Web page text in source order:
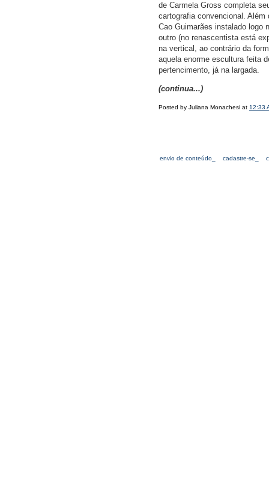
de Carmela Gross completa
cartografia convencional.
Cao Guimarães instalado logo
outro (no renascentista está
na vertical, ao contrário da
aquela enorme escultura feita
pertencimento, já na largada.
(continua...)
Posted by Juliana Monachesi at 12:33
envio de conteúdo_ cadastre-se_